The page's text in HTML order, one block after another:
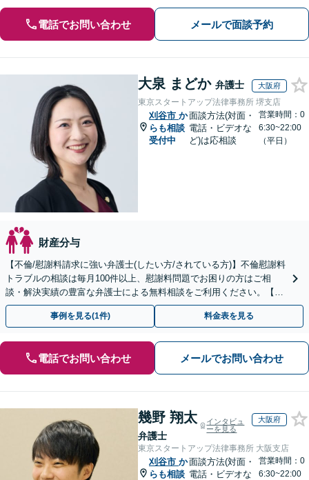
電話でお問い合わせ メールで面談予約
大泉 まどか 弁護士 大阪府
東京スタートアップ法律事務所 堺支店
刈谷市 か
らも相談
受付中
面談方法(対面・
電話・ビデオな
ど)は応相談
営業時間：0
6:30~22:00
（平日）
財産分与
【不倫/慰謝料請求に強い弁護士(したい方/されている方)】不倫慰謝料
トラブルの相談は毎月100件以上、慰謝料問題でお困りの方はご相
談・解決実績の豊富な弁護士による無料相談をご利用ください。【不
倫相談は初回0円】【全国対応】
事例を見る(1件) 料金表を見る
電話でお問い合わせ メールでお問い合わせ
幾野 翔太
弁護士
インタビュ
ーを見る
大阪府
東京スタートアップ法律事務所 大阪支店
刈谷市 か
らも相談
面談方法(対面・
電話・ビデオな
営業時間：0
6:30~22:00